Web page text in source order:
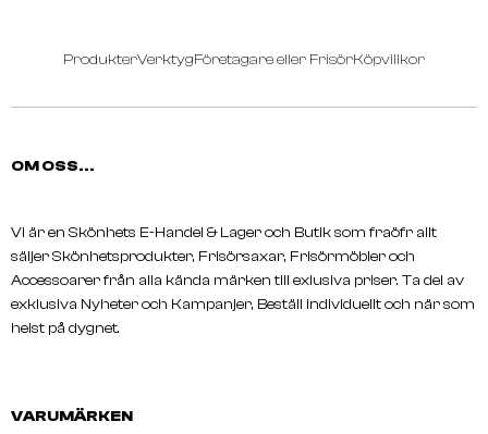
ProdukterVerktygFöretagare eller FrisörKöpvillkor
OM OSS...
Vi är en Skönhets E-Handel & Lager och Butik som fraöfr allt
säljer Skönhetsprodukter, Frisörsaxar, Frisörmöbler och
Accessoarer från alla kända märken till exlusiva priser. Ta del av
exklusiva Nyheter och Kampanjer, Beställ individuellt och när som
helst på dygnet.
VARUMÄRKEN